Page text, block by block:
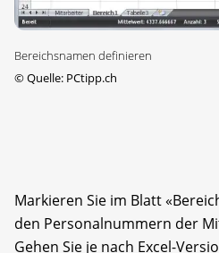
Bereichsnamen definieren
©Quelle: PCtipp.ch
Markieren Sie im Blatt
den Personalnummern der
Gehen Sie je nach Excel-